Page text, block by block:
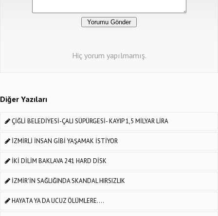
Hiç yorum yapılmamış.
Diğer Yazıları
ÇİĞLİ BELEDİYESİ-ÇALI SÜPÜRGESİ- KAYIP 1,5 MİLYAR LİRA
İZMİRLİ İNSAN GİBİ YAŞAMAK İSTİYOR
İKİ DİLİM BAKLAVA 241 HARD DİSK
İZMİR'İN SAĞLIĞINDA SKANDAL HIRSIZLIK
HAYATA YA DA UCUZ ÖLÜMLERE....